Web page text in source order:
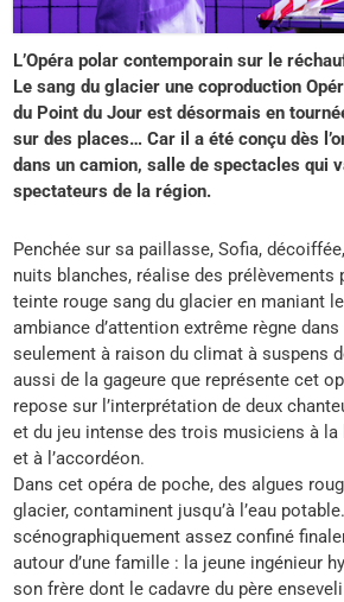
L’Opéra polar contemporain sur le
Le sang du glacier une coproduction
du Point du Jour est désormais en
sur des places… Car il a été conçu dès
dans un camion, salle de spectacles qui
spectateurs de la région.
Penchée sur sa paillasse, Sofia,
nuits blanches, réalise des prélèvements
teinte rouge sang du glacier en maniant
ambiance d’attention extrême règne
seulement à raison du climat à suspens
aussi de la gageure que représente cet
repose sur l’interprétation de deux
et du jeu intense des trois musiciens à la
et à l’accordéon.
Dans cet opéra de poche, des algues
glacier, contaminent jusqu’à l’eau
scénographiquement assez confiné
autour d’une famille : la jeune ingénieur
son frère dont le cadavre du père